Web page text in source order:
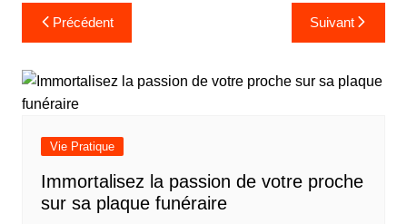
Navigation
de
l’article
Précédent Suivant
Vie Pratique
Immortalisez la passion de votre proche
sur sa plaque funéraire